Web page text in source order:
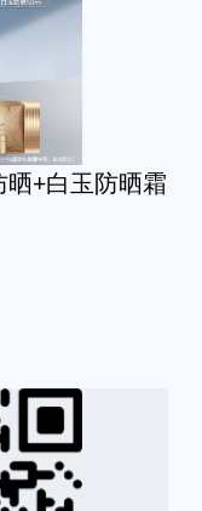
晒+白玉防晒霜